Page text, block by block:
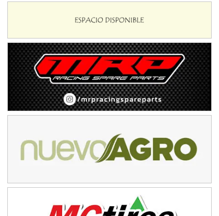
NORESTE SANTAFESINO - F6
Ciudad de Avellaneda (Asfalto)
SUR SANTAFESINO - F4
José Samuel Sánchez (Tierra)
Rufino (Santa Fe)
TUCUMANO - F5
Juan Navarro (Asfalto)
El Timbó (Tucumán)